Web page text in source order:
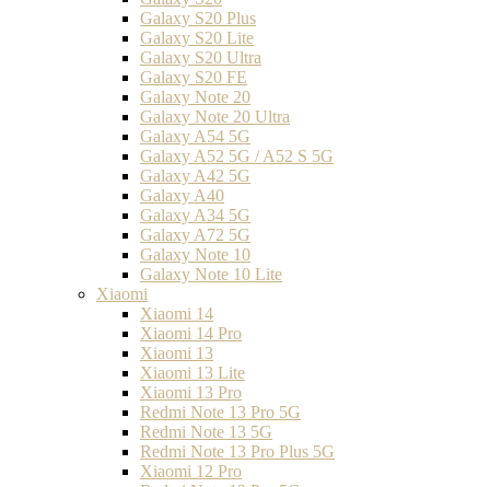
Galaxy S20 Plus
Galaxy S20 Lite
Galaxy S20 Ultra
Galaxy S20 FE
Galaxy Note 20
Galaxy Note 20 Ultra
Galaxy A54 5G
Galaxy A52 5G / A52 S 5G
Galaxy A42 5G
Galaxy A40
Galaxy A34 5G
Galaxy A72 5G
Galaxy Note 10
Galaxy Note 10 Lite
Xiaomi
Xiaomi 14
Xiaomi 14 Pro
Xiaomi 13
Xiaomi 13 Lite
Xiaomi 13 Pro
Redmi Note 13 Pro 5G
Redmi Note 13 5G
Redmi Note 13 Pro Plus 5G
Xiaomi 12 Pro